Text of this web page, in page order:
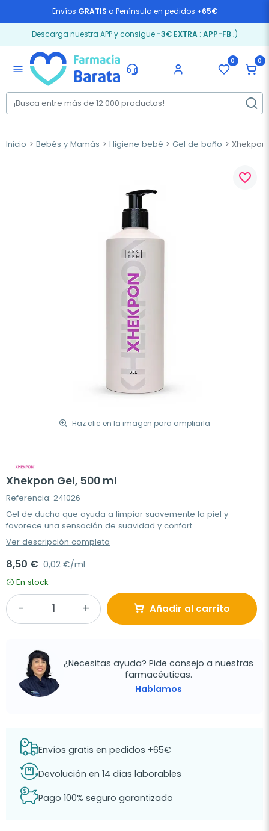
Envíos GRATIS a Península en pedidos +65€
Descarga nuestra APP y consigue -3€ EXTRA: APP-FB ;)
menu
0 0
Inicio Bebés y Mamás Higiene bebé Gel de baño Xhekpon
Haz clic en la imagen para ampliarla
favorite_border
Xhekpon Gel, 500 ml
Referencia: 241026
Gel de ducha que ayuda a limpiar suavemente la piel y
favorece una sensación de suavidad y confort.
Ver descripción completa
8,50 € 0,02 €/ml
En stock
Añadir al carrito
¿Necesitas ayuda? Pide consejo a nuestras
farmacéuticas.
Hablamos
Envíos gratis en pedidos +65€
Devolución en 14 días laborables
Pago 100% seguro garantizado